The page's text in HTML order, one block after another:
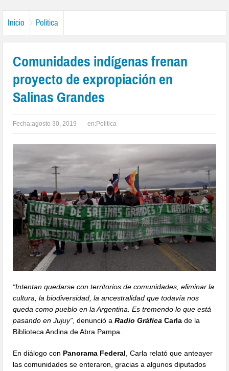
Inicio Politica
Comunidades indígenas frenan
proyecto de expropiación en
Salinas Grandes
Fecha:agosto 30, 2019 en:Politica
“Intentan quedarse con territorios de comunidades, eliminar la
cultura, la biodiversidad, la ancestralidad que todavía nos
queda como pueblo en la Argentina. Es tremendo lo que está
pasando en Jujuy” , denunció aRadio GráficaCarla de la
Biblioteca Andina de Abra Pampa.
En diálogo con Panorama Federal , Carla relató que anteayer
las comunidades se enteraron, gracias a algunos diputados